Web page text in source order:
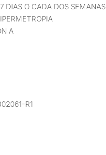
DIAS O CADA DOS SEMANAS
A
R1